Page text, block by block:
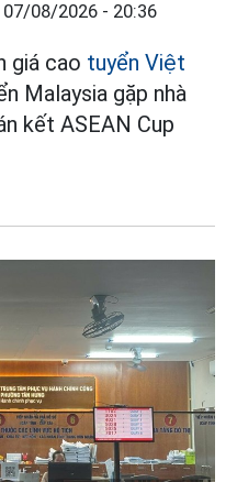
07/08/2026 - 20:36
giá cao tuyển Việt
Malaysia gặp nhà
kết ASEAN Cup